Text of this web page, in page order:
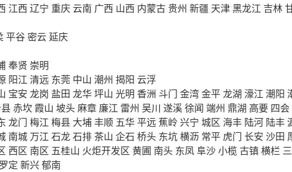
江西 辽宁 重庆 云南 广西 山西 内蒙古 贵州 新疆 天津黑龙江 吉林
平谷 密云延庆
奉贤 崇明
阳江 清远 东莞 中山 潮州 揭阳 云浮
宝安 龙岗 盐田 龙华坪山 光明 香洲 斗门 金湾金平龙湖 濠江 潮阳
赤坎 霞山 坡头麻章 廉江 雷州 吴川 遂溪徐闻 端州 鼎湖 高要 四会
龙门 梅江 梅县 大埔丰顺 五华平远 蕉岭 兴宁 城区 海丰 陆河 陆丰
南城 万江 石龙石排茶山 企石 桥头 东坑横沥 常平 虎门 长安 沙田
西区 南区 五桂山 火炬开发区 黄圃 南头 东凤阜沙小榄 古镇横栏
罗定 新兴郁南